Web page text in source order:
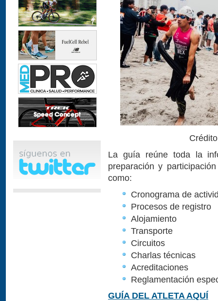
La guía reúne toda la
preparación y
como:
Cronograma de
Procesos de registro
Alojamiento
Transporte
Circuitos
Charlas técnicas
Acreditaciones
Reglamentación
GUÍA DEL ATLETA AQUÍ